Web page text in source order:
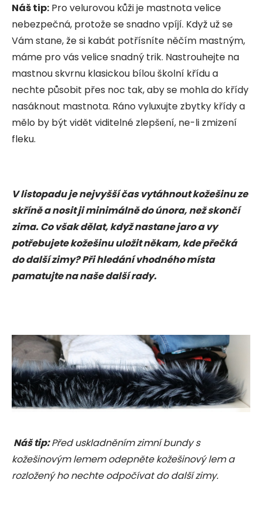
Náš tip: Pro velurovou kůži je mastnota velice
nebezpečná, protože se snadno vpíjí. Když už se
Vám stane, že si kabát potřísníte něčím mastným,
máme pro vás velice snadný trik. Nastrouhejte na
mastnou skvrnu klasickou bílou školní křídu a
nechte působit přes noc tak, aby se mohla do křídy
nasáknout mastnota. Ráno vyluxujte zbytky křídy a
mělo by být vidět viditelné zlepšení, ne-li zmizení
fleku.
V listopadu je nejvyšší čas vytáhnout kožešinu ze
skříně a nosit ji minimálně do února, než skončí
zima. Co však dělat, když nastane jaro a vy
potřebujete kožešinu uložit někam, kde přečká
do další zimy? Při hledání vhodného místa
pamatujte na naše další rady.
Náš tip:Před uskladněním zimní bundy s
kožešinovým lemem odepněte kožešinový lem a
rozložený ho nechte odpočívat do další zimy.